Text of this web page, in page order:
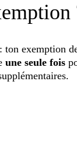
ton exemption
une seule fois